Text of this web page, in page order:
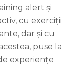
alert și
cu exerciții
dar și cu
puse la
experiențe